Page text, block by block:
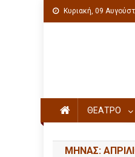
Κυριακή, 09
ΘΕΑΤΡΟ
ΜΉΝΑΣ: